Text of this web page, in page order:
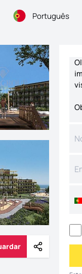
Português
Guardar Partilhar